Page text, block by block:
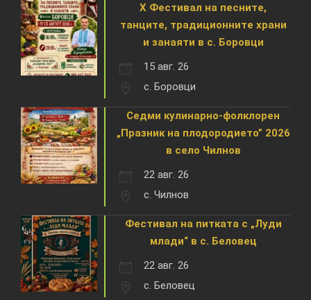
X Фестивал на песните,
танците, традиционните храни
и занаяти в с. Боровци
15 авг. 26
с. Боровци
Седми кулинарно-фолклорен
„Празник на плодородието” 2026
в село Чилнов
22 авг. 26
с. Чилнов
Фестивал на питката с „Луди
млади“ в с. Беловец
22 авг. 26
с. Беловец